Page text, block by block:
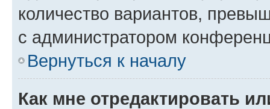
количество вариантов,
с администратором
Вернуться к началу
Как мне отредактировать